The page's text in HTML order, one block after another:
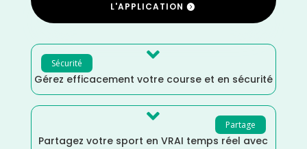
L'APPLICATION
Sécurité 
Gérez efficacement votre course et en sécurité
Partage

Partagez votre sport en VRAI temps réel avec